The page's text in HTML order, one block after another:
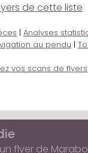
de cette liste
| Analyses
au pendu |
vos scans de flyers
flyer de